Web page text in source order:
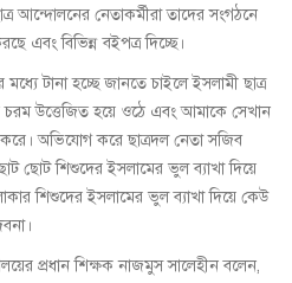
আন্দোলনের নেতাকর্মীরা তাদের সংগঠনে
এবং বিভিন্ন বইপত্র দিচ্ছে।
টানা হচ্ছে জানতে চাইলে ইসলামী ছাত্র
উত্তেজিত হয়ে ওঠে এবং আমাকে সেখান
অভিযোগ করে ছাত্রদল নেতা সজিব
ছোট শিশুদের ইসলামের ভুল ব্যাখা দিয়ে
শিশুদের ইসলামের ভুল ব্যাখা দিয়ে কেউ
প্রধান শিক্ষক নাজমুস সালেহীন বলেন,